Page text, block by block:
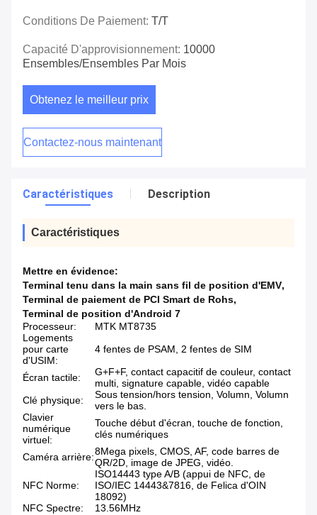
Conditions De Paiement: T/T
Capacité D'approvisionnement: 10000
Ensembles/ensembles Par Mois
Obtenez le meilleur prix
Contactez-nous maintenant
Caractéristiques Description
Caractéristiques
Mettre en évidence:
Terminal tenu dans la main sans fil de position d'EMV,
Terminal de paiement de PCI Smart de Rohs,
Terminal de position d'Android 7
Processeur:
MTK MT8735
Logements
pour carte
d'USIM:
4 fentes de PSAM, 2 fentes de SIM
Écran tactile:
G+F+F, contact capacitif de couleur, contact
multi, signature capable, vidéo capable
Clé physique:
Sous tension/hors tension, Volumn, Volumn
vers le bas.
Clavier
numérique
virtuel:
Touche début d'écran, touche de fonction,
clés numériques
Caméra arrière:8Mega pixels, CMOS, AF, code barres de
QR/2D, image de JPEG, vidéo.
NFC Norme:
ISO14443 type A/B (appui de NFC, de
ISO/IEC 14443&7816, de Felica d'OIN
18092)
NFC Spectre:
13.56MHz